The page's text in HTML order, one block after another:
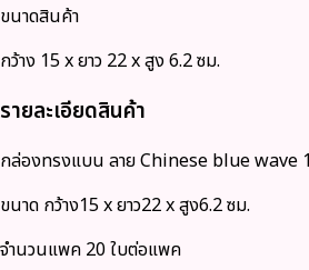
ขนาดสินค้า
กว้าง 15 x ยาว 22 x สูง 6.2 ซม.
รายละเอียดสินค้า
กล่องทรงแบน ลาย Chinese blue wave
ขนาด กว้าง15 x ยาว22 x สูง6.2 ซม.
จำนวนแพค 20 ใบต่อแพค